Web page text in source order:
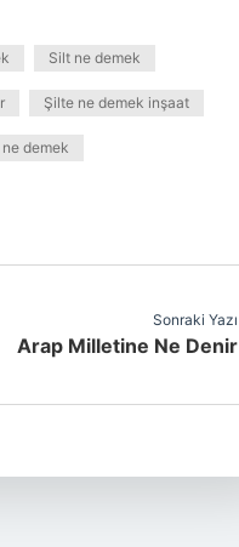
Silt ne demek
Şilte ne demek inşaat
demek
Sonraki Yazı
Arap Milletine Ne Denir